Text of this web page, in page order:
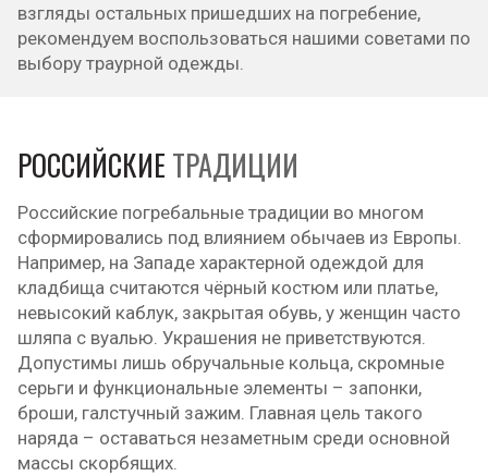
взгляды остальных пришедших на погребение,
рекомендуем воспользоваться нашими советами по
выбору траурной одежды.
РОССИЙСКИЕ ТРАДИЦИИ
Российские погребальные традиции во многом
сформировались под влиянием обычаев из Европы.
Например, на Западе характерной одеждой для
кладбища считаются чёрный костюм или платье,
невысокий каблук, закрытая обувь, у женщин часто
шляпа с вуалью. Украшения не приветствуются.
Допустимы лишь обручальные кольца, скромные
серьги и функциональные элементы – запонки,
броши, галстучный зажим. Главная цель такого
наряда – оставаться незаметным среди основной
массы скорбящих.